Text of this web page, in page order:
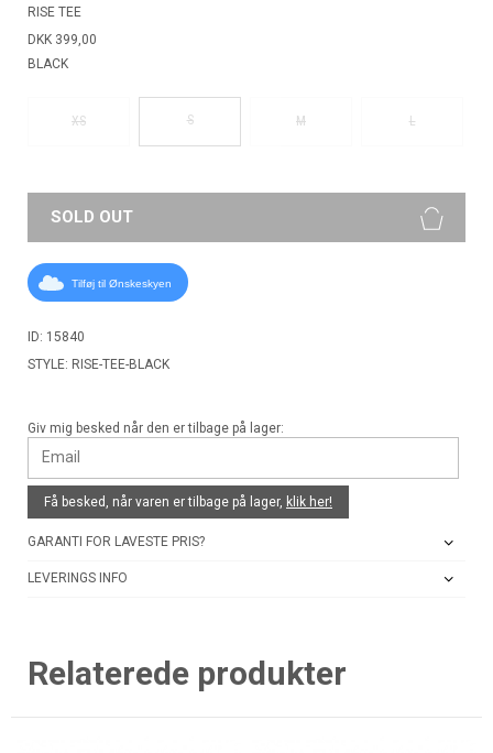
RISE TEE
DKK 399,00
BLACK
XS S M L
SOLD OUT
Tilføj til Ønskeskyen
ID: 15840
STYLE: RISE-TEE-BLACK
Giv mig besked når den er tilbage på lager:
Få besked, når varen er tilbage på lager, klik her!
GARANTI FOR LAVESTE PRIS?
LEVERINGS INFO
Relaterede produkter